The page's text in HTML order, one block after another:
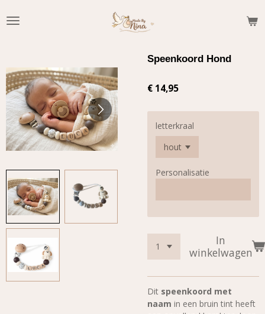
direct
Speenkoord Hond
€ 14,95
letterkraal
Personalisatie
In
winkelwagen
Dit speenkoord met
naam in een bruin tint heeft